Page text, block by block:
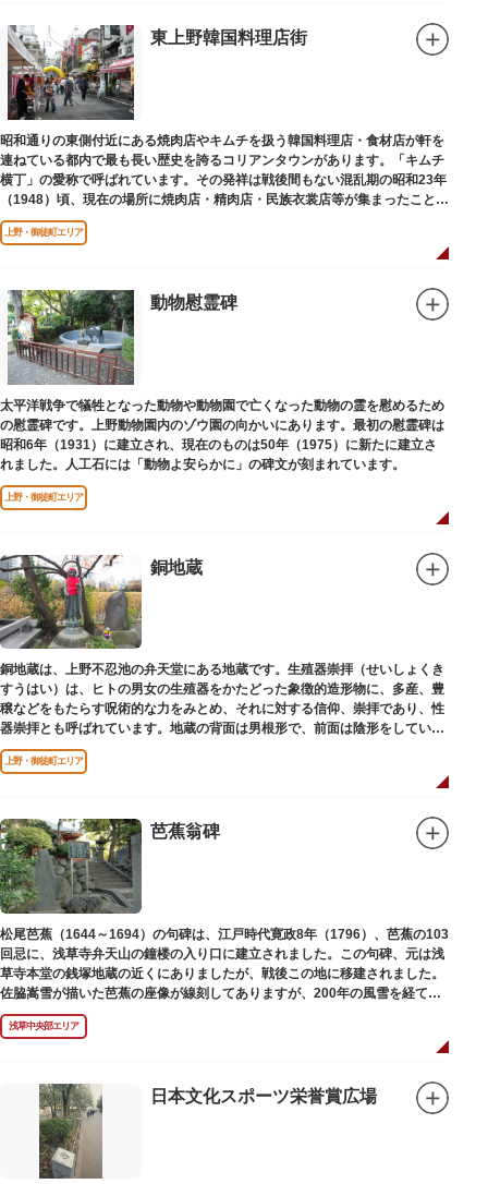
東上野韓国料理店街
昭和通りの東側付近にある焼肉店やキムチを扱う韓国料理店・食材店が軒を
連ねている都内で最も長い歴史を誇るコリアンタウンがあります。「キムチ
横丁」の愛称で呼ばれています。その発祥は戦後間もない混乱期の昭和23年
（1948）頃、現在の場所に焼肉店・精肉店・民族衣裳店等が集まったことに
端を発しています。
上野・御徒町エリア
動物慰霊碑
太平洋戦争で犠牲となった動物や動物園で亡くなった動物の霊を慰めるため
の慰霊碑です。上野動物園内のゾウ園の向かいにあります。最初の慰霊碑は
昭和6年（1931）に建立され、現在のものは50年（1975）に新たに建立さ
れました。人工石には「動物よ安らかに」の碑文が刻まれています。
上野・御徒町エリア
銅地蔵
銅地蔵は、上野不忍池の弁天堂にある地蔵です。生殖器崇拝（せいしょくき
すうはい）は、ヒトの男女の生殖器をかたどった象徴的造形物に、多産、豊
穣などをもたらす呪術的な力をみとめ、それに対する信仰、崇拝であり、性
器崇拝とも呼ばれています。地蔵の背面は男根形で、前面は陰形をしていま
す。
上野・御徒町エリア
芭蕉翁碑
松尾芭蕉（1644～1694）の句碑は、江戸時代寛政8年（1796）、芭蕉の103
回忌に、浅草寺弁天山の鐘楼の入り口に建立されました。この句碑、元は浅
草寺本堂の銭塚地蔵の近くにありましたが、戦後この地に移建されました。
佐脇嵩雪が描いた芭蕉の座像が線刻してありますが、200年の風雪を経て、
碑石も欠損し、碑面の判読も困難となっています。
浅草中央部エリア
日本文化スポーツ栄誉賞広場